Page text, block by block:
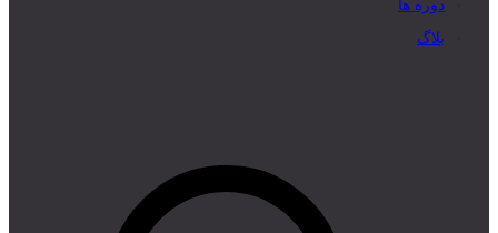
دوره ها
بلاگ